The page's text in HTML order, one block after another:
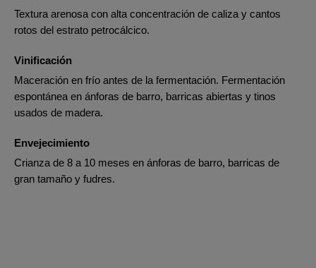
Textura arenosa con alta concentración de caliza y cantos
rotos del estrato petrocálcico.
Vinificación
Maceración en frío antes de la fermentación. Fermentación
espontánea en ánforas de barro, barricas abiertas y tinos
usados de madera.
Envejecimiento
Crianza de 8 a 10 meses en ánforas de barro, barricas de
gran tamaño y fudres.